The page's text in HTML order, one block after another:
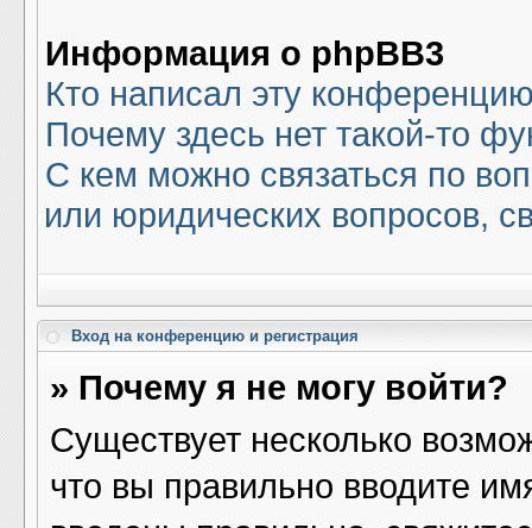
Информация о phpBB3
Кто написал эту
Почему здесь нет такой-то
С кем можно связаться по
или юридических вопросов,
Вход на конференцию и регистрация
» Почему я не могу войти?
Существует несколько
что вы правильно вводите